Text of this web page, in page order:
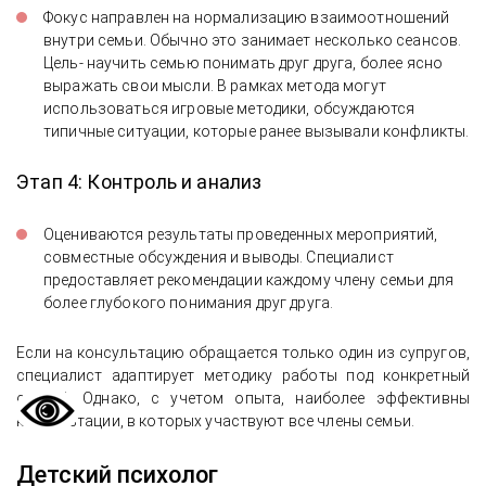
Фокус направлен на нормализацию взаимоотношений
внутри семьи. Обычно это занимает несколько сеансов.
Цель- научить семью понимать друг друга, более ясно
выражать свои мысли. В рамках метода могут
использоваться игровые методики, обсуждаются
типичные ситуации, которые ранее вызывали конфликты.
Этап 4: Контроль и анализ
Оцениваются результаты проведенных мероприятий,
совместные обсуждения и выводы. Специалист
предоставляет рекомендации каждому члену семьи для
более глубокого понимания друг друга.
Если на консультацию обращается только один из супругов,
специалист адаптирует методику работы под конкретный
случай. Однако, с учетом опыта, наиболее эффективны
консультации, в которых участвуют все члены семьи.
Детский психолог